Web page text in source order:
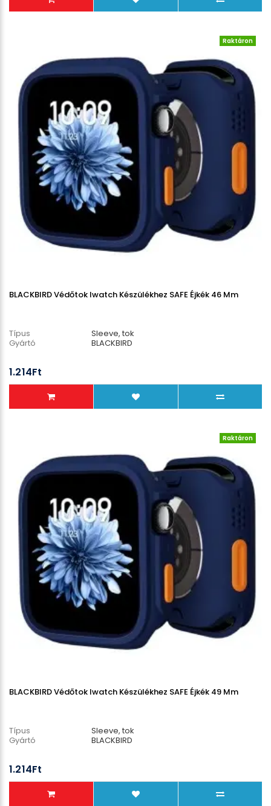
Raktáron
BLACKBIRD Védőtok Iwatch Készülékhez SAFE Éjkék 46 Mm
Típus
Sleeve, tok
Gyártó
BLACKBIRD
1.214Ft
Raktáron
BLACKBIRD Védőtok Iwatch Készülékhez SAFE Éjkék 49 Mm
Típus
Sleeve, tok
Gyártó
BLACKBIRD
1.214Ft